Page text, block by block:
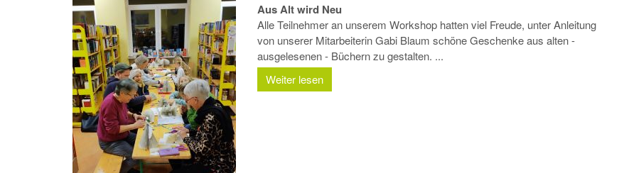
Aus Alt wird Neu
Alle Teilnehmer an unserem Workshop hatten viel Freude, unter Anleitung
von unserer Mitarbeiterin Gabi Blaum schöne Geschenke aus alten -
ausgelesenen - Büchern zu gestalten. ...
Weiter lesen